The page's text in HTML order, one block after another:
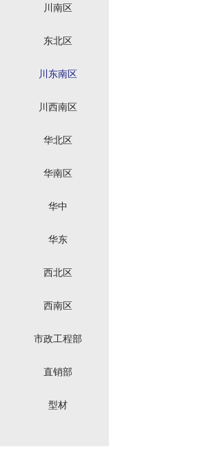
川南区
东北区
川东南区
川西南区
华北区
华南区
华中
华东
西北区
西南区
市政工程部
直销部
型材